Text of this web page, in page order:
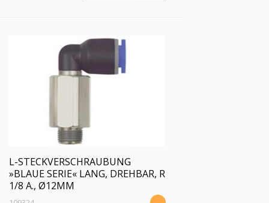
L-STECKVERSCHRAUBUNG
»BLAUE SERIE« LANG, DREHBAR, R
1/8 A., Ø12MM